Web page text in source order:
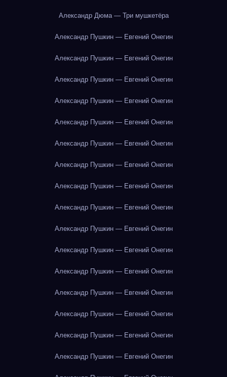
Александр Дюма — Три мушкетёра
Александр Пушкин — Евгений Онегин
Александр Пушкин — Евгений Онегин
Александр Пушкин — Евгений Онегин
Александр Пушкин — Евгений Онегин
Александр Пушкин — Евгений Онегин
Александр Пушкин — Евгений Онегин
Александр Пушкин — Евгений Онегин
Александр Пушкин — Евгений Онегин
Александр Пушкин — Евгений Онегин
Александр Пушкин — Евгений Онегин
Александр Пушкин — Евгений Онегин
Александр Пушкин — Евгений Онегин
Александр Пушкин — Евгений Онегин
Александр Пушкин — Евгений Онегин
Александр Пушкин — Евгений Онегин
Александр Пушкин — Евгений Онегин